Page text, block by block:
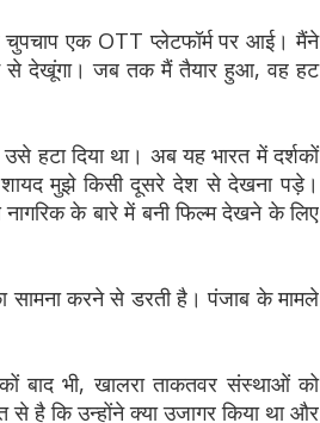
एक OTT प्लेटफॉर्म पर आई। मैंने
से देखूंगा। जब तक मैं तैयार हुआ, वह हट
हटा दिया था। अब यह भारत में दर्शकों
मुझे किसी दूसरे देश से देखना पड़े।
के बारे में बनी फिल्म देखने के लिए
करने से डरती है। पंजाब के मामले
बाद भी, खालरा ताकतवर संस्थाओं को
है कि उन्होंने क्या उजागर किया था और